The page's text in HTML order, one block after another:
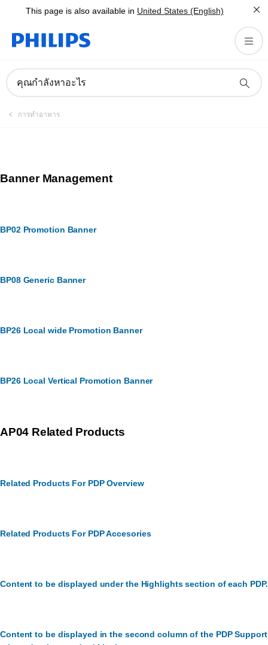
This page is also available in United States (English)
คุณกำลังหาอะไร
การทำอาหาร
Banner Management
BP02 Promotion Banner
BP08 Generic Banner
BP26 Local wide Promotion Banner
BP26 Local Vertical Promotion Banner
AP04 Related Products
Related Products For PDP Overview
Related Products For PDP Accesories
Content to be displayed under the Highlights section of each PDP.
Content to be displayed in the second column of the PDP Support